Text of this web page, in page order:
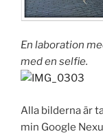
En laboration
med en selfie.
Alla bilderna är
min Google